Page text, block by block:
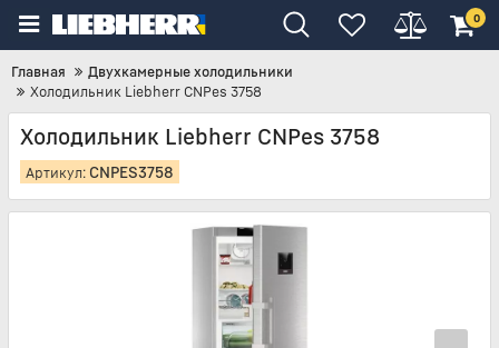
0
Главная
Двухкамерные холодильники
Холодильник Liebherr CNPes 3758
Холодильник Liebherr CNPes 3758
Артикул: CNPES3758